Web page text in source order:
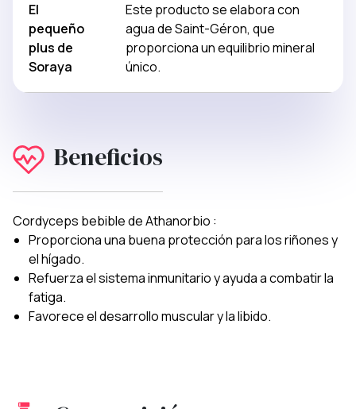
El
pequeño
plus de
Soraya
Este producto se elabora con
agua de Saint-Géron, que
proporciona un equilibrio mineral
único.
Beneficios
Cordyceps bebible de Athanorbio :
Proporciona una buena protección para los riñones y
el hígado.
Refuerza el sistema inmunitario y ayuda a combatir la
fatiga.
Favorece el desarrollo muscular y la libido.